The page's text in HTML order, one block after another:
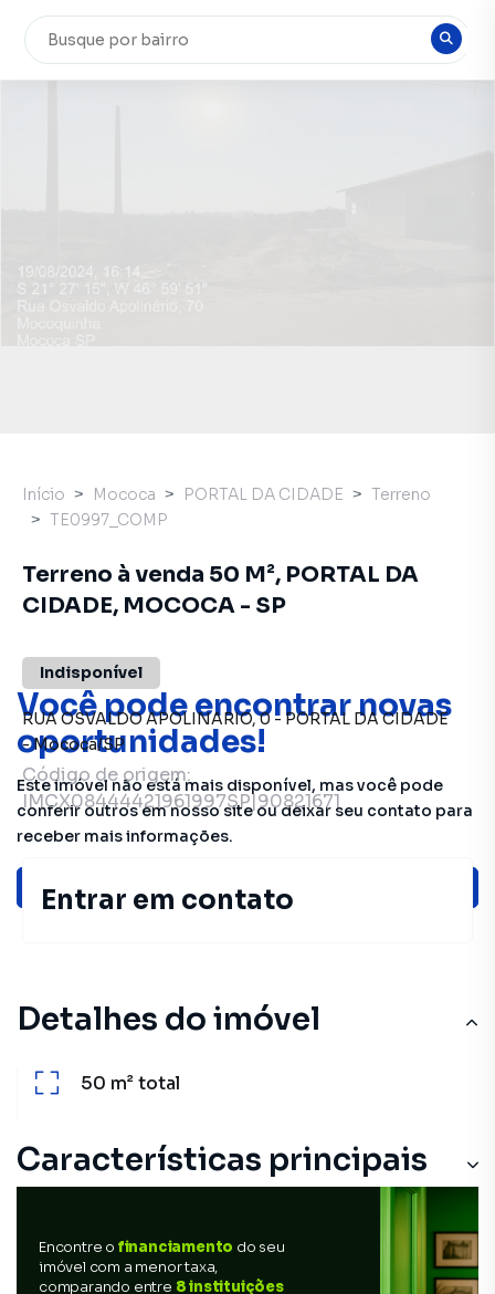
Você pode encontrar novas
oportunidades!
Este imóvel não está mais disponível, mas você pode
conferir outros em nosso site ou deixar seu contato para
receber mais informações.
Ver sugestões
Detalhes do imóvel
50 m²total
Características principais
Encontre o financiamento do seu
imóvel com a menor taxa,
comparando entre 8 instituições
Início Mococa PORTAL DA CIDADE
Terreno
TE0997_COMP
Terreno à venda 50 M², PORTAL DA
CIDADE, MOCOCA - SP
Indisponível
RUA OSVALDO APOLINARIO,0 - PORTAL DA CIDADE
-Mococa/SP
Código de origem:
IMCX08444421961997SP|90821671
Entrar em contato